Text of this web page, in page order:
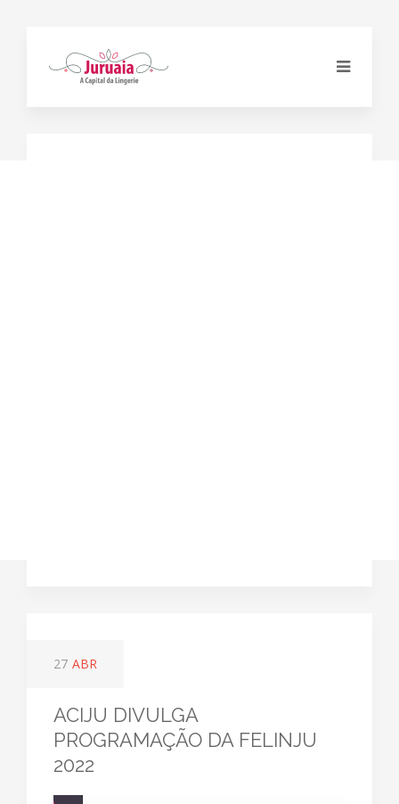
27 ABR
ACIJU DIVULGA
PROGRAMAÇÃO DA FELINJU
2022